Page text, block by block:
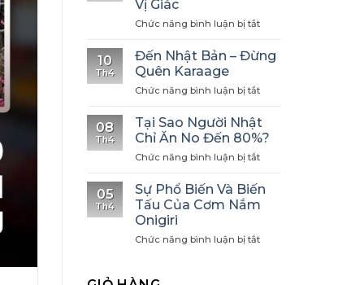
Vị Giác
Chức năng bình luận bị tắtở
Đỏ
Hoa
Biển
Cả
Chạm
Vị
Giác
10
Th4
Đến Nhật Bản – Đừng
Quên Karaage
Chức năng bình luận bị tắtở
Nhật
Bản
–
Đừng
Karaage
08
Th4
Tại Sao Người Nhật
Chỉ Ăn No Đến 80%?
Chức năng bình luận bị tắtở
Sao
Nhật
Ăn
05
Th4
Sự Phổ Biến Và Biến
Tấu Của Cơm Nắm
Onigiri
Chức năng bình luận bị tắtở